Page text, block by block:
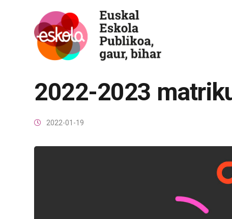
2022-2023
2022-01-19